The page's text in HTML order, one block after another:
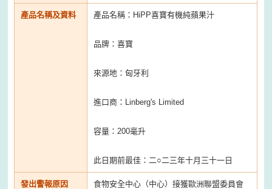
產品名稱及資料 產品名稱：HiPP喜寶有機純蘋果汁
品牌：喜寶
來源地：匈牙利
進口商：Linberg's Limited
容量：200毫升
此日期前最佳：二○二三年十月三十一日
發出警報原因
食物安全中心（中心）接獲歐洲聯盟委員會